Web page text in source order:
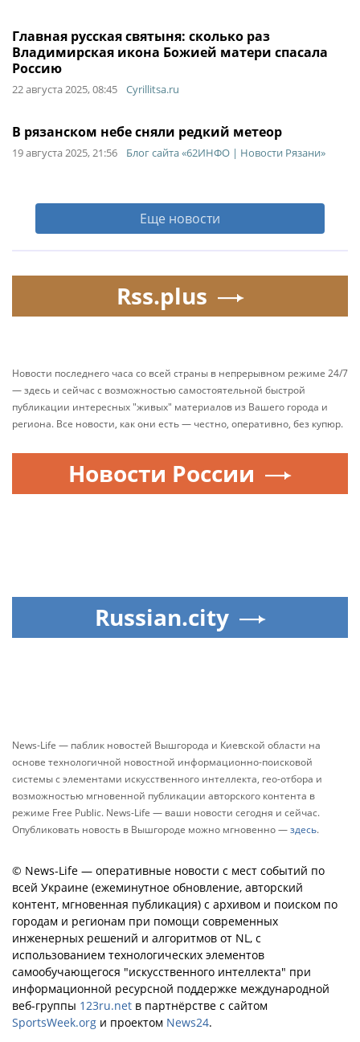
Главная русская святыня: сколько раз
Владимирская икона Божией матери спасала
Россию
22 августа 2025, 08:45 Cyrillitsa.ru
В рязанском небе сняли редкий метеор
19 августа 2025, 21:56 Блог сайта «62ИНФО | Новости Рязани»
Еще новости
Rss.plus
Новости последнего часа со всей страны в непрерывном режиме 24/7
— здесь и сейчас с возможностью самостоятельной быстрой
публикации интересных "живых" материалов из Вашего города и
региона. Все новости, как они есть — честно, оперативно, без купюр.
Новости России
Russian.city
News-Life — паблик новостей Вышгорода и Киевской области на
основе технологичной новостной информационно-поисковой
системы с элементами искусственного интеллекта, гео-отбора и
возможностью мгновенной публикации авторского контента в
режиме Free Public. News-Life — ваши новости сегодня и сейчас.
Опубликовать новость в Вышгороде можно мгновенно —здесь.
© News-Life — оперативные новости с мест событий по
всей Украине (ежеминутное обновление, авторский
контент, мгновенная публикация) с архивом и поиском по
городам и регионам при помощи современных
инженерных решений и алгоритмов от NL, с
использованием технологических элементов
самообучающегося "искусственного интеллекта" при
информационной ресурсной поддержке международной
веб-группы 123ru.net в партнёрстве с сайтом
SportsWeek.org и проектом News24.